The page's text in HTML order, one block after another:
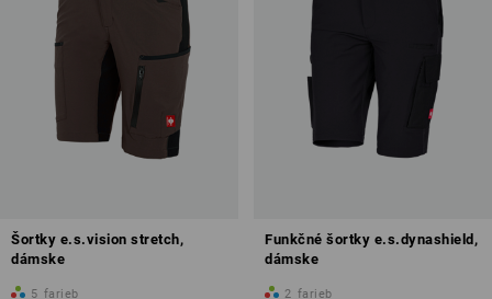
Šortky e.s.vision stretch,
dámske
5 farieb
Funkčné šortky e.s.dynashield,
dámske
2 farieb